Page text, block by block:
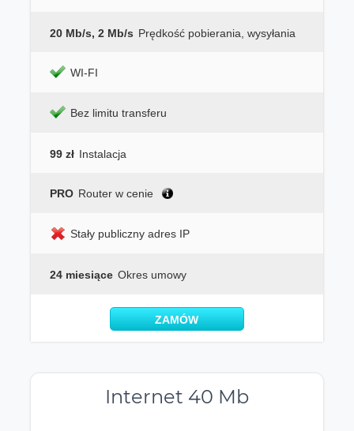
20 Mb/s, 2 Mb/s Prędkość pobierania, wysyłania
WI-FI
Bez limitu transferu
99 zł Instalacja
PRO Router w cenie
Stały publiczny adres IP
24 miesiące Okres umowy
ZAMÓW
Internet 40 Mb